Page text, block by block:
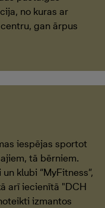
no kuras ar
gan ārpus
iespējas sportot
tā bērniem.
klubi “MyFitness”,
arī iecienītā "DCH
izmantos